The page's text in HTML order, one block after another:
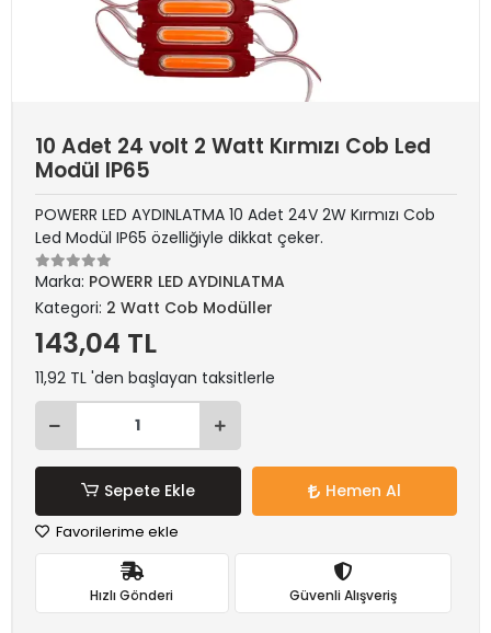
10 Adet 24 volt 2 Watt Kırmızı Cob Led
Modül IP65
POWERR LED AYDINLATMA 10 Adet 24V 2W Kırmızı Cob
Led Modül IP65 özelliğiyle dikkat çeker.
Marka: POWERR LED AYDINLATMA
Kategori: 2 Watt Cob Modüller
143,04 TL
11,92 TL 'den başlayan taksitlerle
Sepete Ekle Hemen Al
Favorilerime ekle
Hızlı Gönderi Güvenli Alışveriş